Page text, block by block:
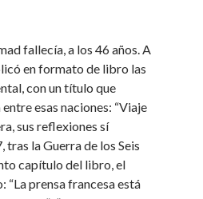
fallecía, a los 46 años. A
en formato de libro las
con un título que
esas naciones: “Viaje
sus reflexiones sí
la Guerra de los Seis
capítulo del libro, el
prensa francesa está